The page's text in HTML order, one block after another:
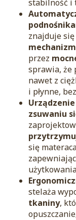
stabilność i
znajduje się
mechanizm
przez
sprawia, że
nawet z
i płynne,
zsuwaniu
się
stelaża
tkaniny,